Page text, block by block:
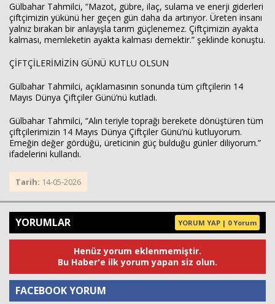
Gülbahar Tahmilci, “Mazot, gübre, ilaç, sulama ve enerji giderleri
çiftçimizin yükünü her geçen gün daha da artırıyor. Üreten insanı
yalnız bırakan bir anlayışla tarım güçlenemez. Çiftçimizin ayakta
kalması, memleketin ayakta kalması demektir.” şeklinde konuştu.
ÇİFTÇİLERİMİZİN GÜNÜ KUTLU OLSUN
Gülbahar Tahmilci, açıklamasının sonunda tüm çiftçilerin 14
Mayıs Dünya Çiftçiler Günü’nü kutladı.
Gülbahar Tahmilci, “Alın teriyle toprağı berekete dönüştüren tüm
çiftçilerimizin 14 Mayıs Dünya Çiftçiler Günü’nü kutluyorum.
Emeğin değer gördüğü, üreticinin güç bulduğu günler diliyorum.”
ifadelerini kullandı.
Tarih: 14-05-2026
YORUMLAR YORUM YAP | 0 Yorum
Henüz yorum eklenmemiştir.
Bu Haber'e ilk yorum yapan siz olun.
FACEBOOK YORUM